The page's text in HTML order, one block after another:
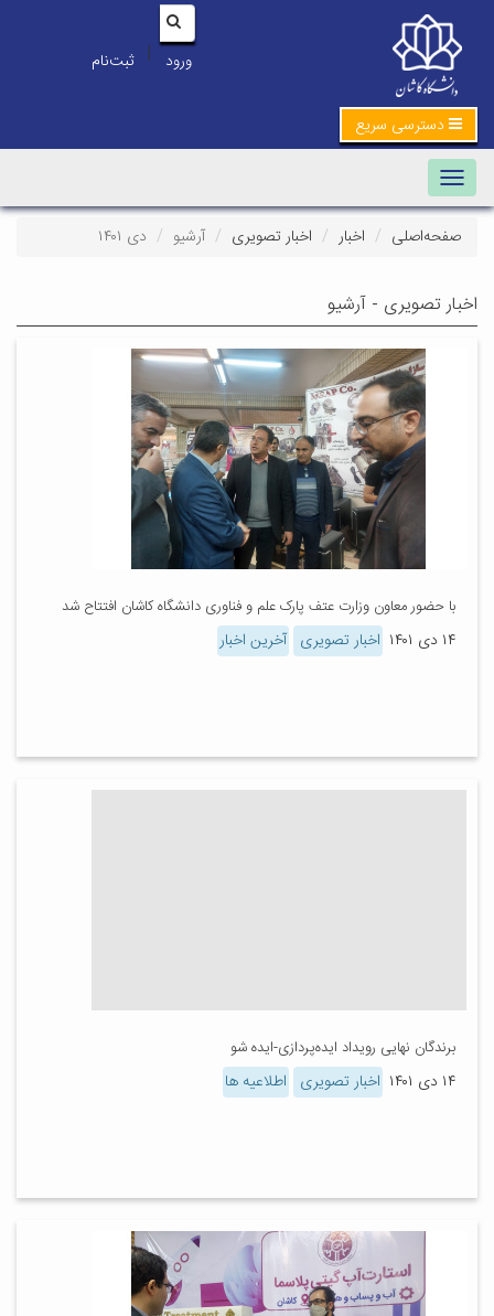
ورود | ثبت‌نام
دسترسی سریع
Toggle navigation
صفحه‌اصلی اخبار اخبار تصویری آرشیو دی ۱۴۰۱
اخبار تصویری - آرشیو
با حضور معاون وزارت عتف پارک علم و فناوری دانشگاه کاشان افتتاح شد
۱۴ دی ۱۴۰۱ اخبار تصویری آخرین اخبار
برندگان نهایی رویداد ایده‌پردازی-ایده‌ شو
۱۴ دی ۱۴۰۱ اخبار تصویری اطلاعیه ها